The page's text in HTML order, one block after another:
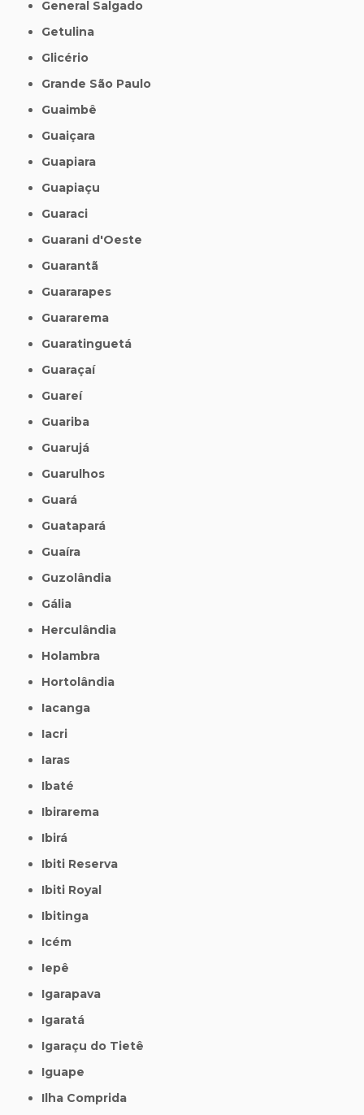
General Salgado
Getulina
Glicério
Grande São Paulo
Guaimbê
Guaiçara
Guapiara
Guapiaçu
Guaraci
Guarani d'Oeste
Guarantã
Guararapes
Guararema
Guaratinguetá
Guaraçaí
Guareí
Guariba
Guarujá
Guarulhos
Guará
Guatapará
Guaíra
Guzolândia
Gália
Herculândia
Holambra
Hortolândia
Iacanga
Iacri
Iaras
Ibaté
Ibirarema
Ibirá
Ibiti Reserva
Ibiti Royal
Ibitinga
Icém
Iepê
Igarapava
Igaratá
Igaraçu do Tietê
Iguape
Ilha Comprida